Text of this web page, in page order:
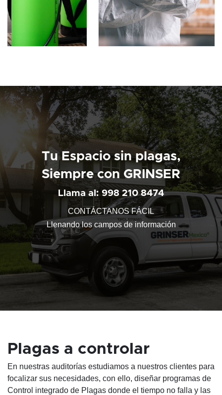
Tu Espacio sin plagas,
Siempre con GRINSER
Llama al: 998 210 8474
CONTÁCTANOS FÁCIL
Llenando los campos de información
Plagas a controlar
En nuestras auditorías estudiamos a nuestros clientes para
focalizar sus necesidades, con ello, diseñar programas de
Control integrado de Plagas donde el tiempo no falla y las